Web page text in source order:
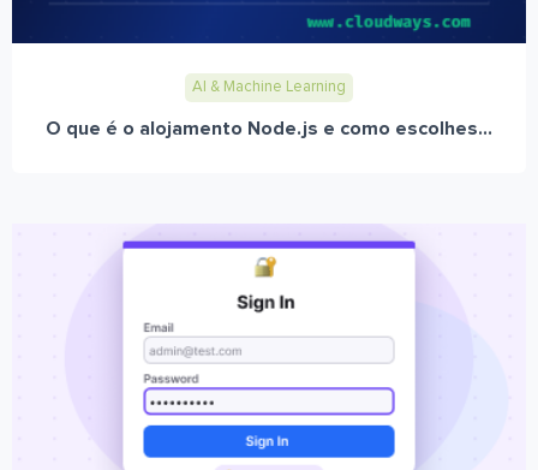
AI & Machine Learning
O que é o alojamento Node.js e como escolhes...